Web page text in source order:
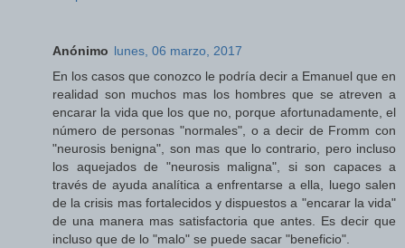
Anónimo lunes, 06 marzo, 2017
En los casos que conozco le podría decir a Emanuel que en
realidad son muchos mas los hombres que se atreven a
encarar la vida que los que no, porque afortunadamente, el
número de personas "normales", o a decir de Fromm con
"neurosis benigna", son mas que lo contrario, pero incluso
los aquejados de "neurosis maligna", si son capaces a
través de ayuda analítica a enfrentarse a ella, luego salen
de la crisis mas fortalecidos y dispuestos a "encarar la vida"
de una manera mas satisfactoria que antes. Es decir que
incluso que de lo "malo" se puede sacar "beneficio".